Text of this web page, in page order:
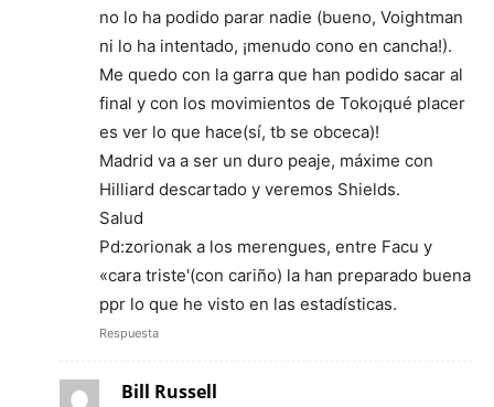
no lo ha podido parar nadie (bueno, Voightman
ni lo ha intentado, ¡menudo cono en cancha!).
Me quedo con la garra que han podido sacar al
final y con los movimientos de Toko¡qué placer
es ver lo que hace(sí, tb se obceca)!
Madrid va a ser un duro peaje, máxime con
Hilliard descartado y veremos Shields.
Salud
Pd:zorionak a los merengues, entre Facu y
«cara triste'(con cariño) la han preparado buena
ppr lo que he visto en las estadísticas.
Respuesta
Bill Russell